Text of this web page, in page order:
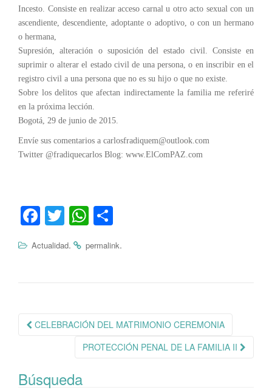
Incesto. Consiste en realizar acceso carnal u otro acto sexual con un
ascendiente, descendiente, adoptante o adoptivo, o con un hermano
o hermana,
Supresión, alteración o suposición del estado civil. Consiste en
suprimir o alterar el estado civil de una persona, o en inscribir en el
registro civil a una persona que no es su hijo o que no existe.
Sobre los delitos que afectan indirectamente la familia me referiré
en la próxima lección.
Bogotá, 29 de junio de 2015.
Envíe sus comentarios a carlosfradiquem@outlook.com
Twitter @fradiquecarlos Blog: www.ElComPAZ.com
Fa
bo
T
tte
W
ts
m
Actualidad. permalink.
Navegación
CELEBRACIÓN DEL MATRIMONIO CEREMONIA
PROTECCIÓN PENAL DE LA FAMILIA II
Búsqueda